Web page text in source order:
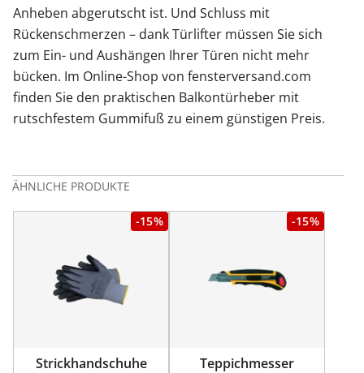
Anheben abgerutscht ist. Und Schluss mit
Rückenschmerzen – dank Türlifter müssen Sie sich
zum Ein- und Aushängen Ihrer Türen nicht mehr
bücken. Im Online-Shop von fensterversand.com
finden Sie den praktischen Balkontürheber mit
rutschfestem Gummifuß zu einem günstigen Preis.
ÄHNLICHE PRODUKTE
-15%
Strickhandschuhe
-15%
Teppichmesser